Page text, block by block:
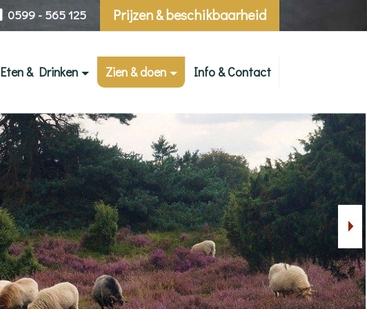
Prijzen & beschikbaarheid
0599 - 565 125
Eten & Drinken Zien & doen Info & Contact